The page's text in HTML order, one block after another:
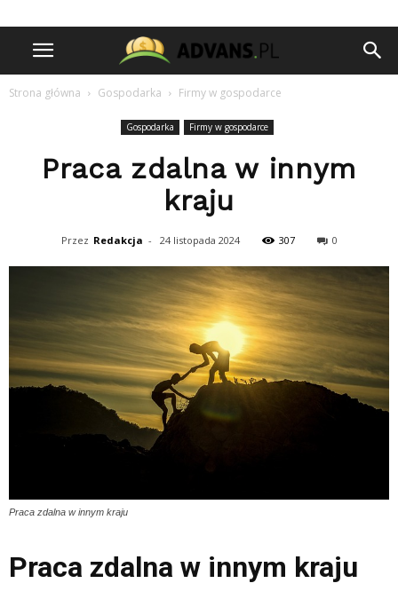
Strona główna Gospodarka Firmy w gospodarce
Gospodarka Firmy w gospodarce
Praca zdalna w innym
kraju
Przez Redakcja - 24 listopada 2024 307 0
Praca zdalna w innym kraju
Praca zdalna w innym kraju